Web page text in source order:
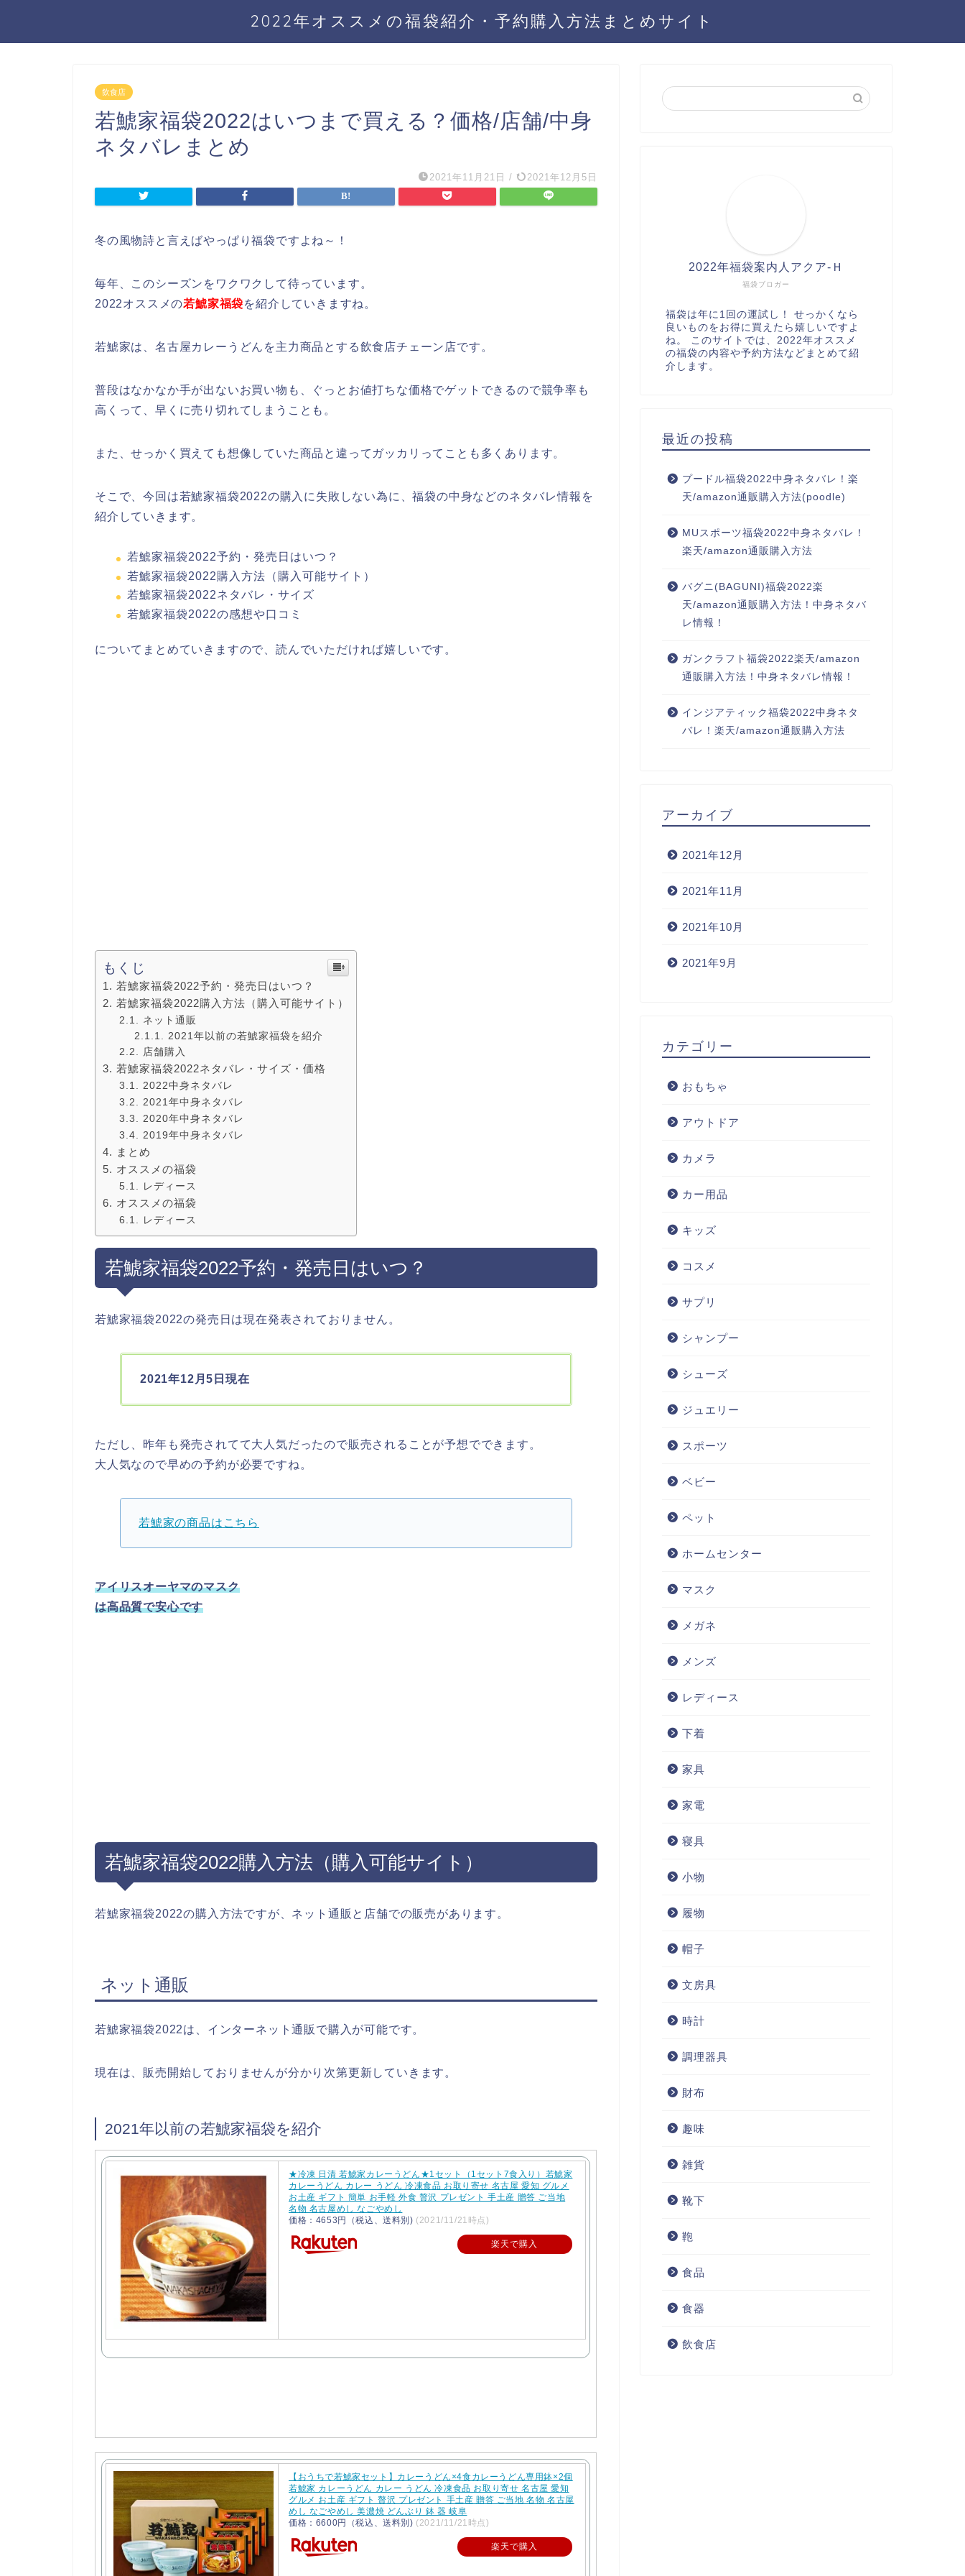
2022年オススメの福袋紹介・予約購入方法まとめサイト
飲食店
若鯱家福袋2022はいつまで買える？価格/店舗/中身
ネタバレまとめ
2021年11月21日 / 2021年12月5日
冬の風物詩と言えばやっぱり福袋ですよね～！
毎年、このシーズンをワクワクして待っています。
2022オススメの若鯱家福袋を紹介していきますね。
若鯱家は、名古屋カレーうどんを主力商品とする飲食店チェーン店です。
普段はなかなか手が出ないお買い物も、ぐっとお値打ちな価格でゲットできるので競争率も
高くって、早くに売り切れてしまうことも。
また、せっかく買えても想像していた商品と違ってガッカリってことも多くあります。
そこで、今回は若鯱家福袋2022の購入に失敗しない為に、福袋の中身などのネタバレ情報を
紹介していきます。
若鯱家福袋2022予約・発売日はいつ？
若鯱家福袋2022購入方法（購入可能サイト）
若鯱家福袋2022ネタバレ・サイズ
若鯱家福袋2022の感想や口コミ
についてまとめていきますので、読んでいただければ嬉しいです。
もくじ
若鯱家福袋2022予約・発売日はいつ？
若鯱家福袋2022購入方法（購入可能サイト）
ネット通販
2021年以前の若鯱家福袋を紹介
店舗購入
若鯱家福袋2022ネタバレ・サイズ・価格
2022中身ネタバレ
2021年中身ネタバレ
2020年中身ネタバレ
2019年中身ネタバレ
まとめ
オススメの福袋
レディース
オススメの福袋
レディース
若鯱家福袋2022予約・発売日はいつ？
若鯱家福袋2022の発売日は現在発表されておりません。
2021年12月5日現在
ただし、昨年も発売されてて大人気だったので販売されることが予想でできます。
大人気なので早めの予約が必要ですね。
若鯱家の商品はこちら
アイリスオーヤマのマスク
は高品質で安心です
若鯱家福袋2022購入方法（購入可能サイト）
若鯱家福袋2022の購入方法ですが、ネット通販と店舗での販売があります。
ネット通販
若鯱家福袋2022は、インターネット通販で購入が可能です。
現在は、販売開始しておりませんが分かり次第更新していきます。
2021年以前の若鯱家福袋を紹介
★冷凍 日清 若鯱家カレーうどん★1セット（1セット7食入り）若鯱家
カレーうどん カレー うどん 冷凍食品 お取り寄せ 名古屋 愛知 グルメ
お土産 ギフト 簡単 お手軽 外食 贅沢 プレゼント 手土産 贈答 ご当地
名物 名古屋めし なごやめし
価格：4653円（税込、送料別) (2021/11/21時点)
楽天で購入
【おうちで若鯱家セット】カレーうどん×4食カレーうどん専用鉢×2個
若鯱家 カレーうどん カレー うどん 冷凍食品 お取り寄せ 名古屋 愛知
グルメ お土産 ギフト 贅沢 プレゼント 手土産 贈答 ご当地 名物 名古屋
めし なごやめし 美濃焼 どんぶり 鉢 器 岐阜
価格：6600円（税込、送料別) (2021/11/21時点)
楽天で購入
福袋ブロガー
2022年福袋案内人アクア-Ｈ
福袋は年に1回の運試し！ せっかくなら
良いものをお得に買えたら嬉しいですよ
ね。 このサイトでは、2022年オススメ
の福袋の内容や予約方法などまとめて紹
介します。
最近の投稿
プードル福袋2022中身ネタバレ！楽
天/amazon通販購入方法(poodle)
MUスポーツ福袋2022中身ネタバレ！
楽天/amazon通販購入方法
バグニ(BAGUNI)福袋2022楽
天/amazon通販購入方法！中身ネタバ
レ情報！
ガンクラフト福袋2022楽天/amazon
通販購入方法！中身ネタバレ情報！
インジアティック福袋2022中身ネタ
バレ！楽天/amazon通販購入方法
アーカイブ
2021年12月
2021年11月
2021年10月
2021年9月
カテゴリー
おもちゃ
アウトドア
カメラ
カー用品
キッズ
コスメ
サプリ
シャンプー
シューズ
ジュエリー
スポーツ
ベビー
ペット
ホームセンター
マスク
メガネ
メンズ
レディース
下着
家具
家電
寝具
小物
履物
帽子
文房具
時計
調理器具
財布
趣味
雑貨
靴下
鞄
食品
食器
飲食店